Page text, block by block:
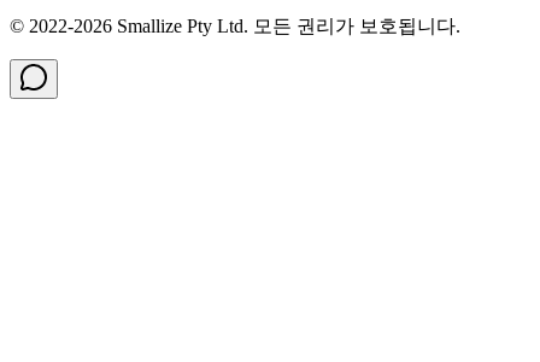
© 2022-2026 Smallize Pty Ltd. 모든 권리가 보호됩니다.